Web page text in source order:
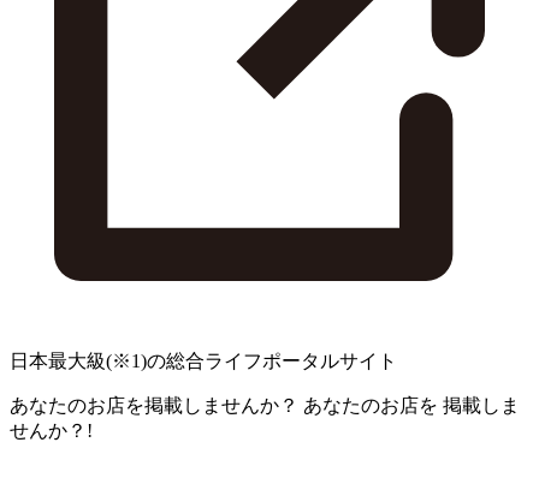
日本最大級(※1)の総合ライフポータルサイト
あなたのお店を掲載しませんか？ あなたのお店を 掲載しま
せんか？!